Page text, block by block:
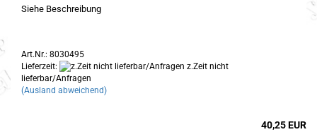
Siehe Beschreibung
Art.Nr.: 8030495
Lieferzeit:
z.Zeit nicht
lieferbar/Anfragen
(Ausland abweichend)
40,25 EUR